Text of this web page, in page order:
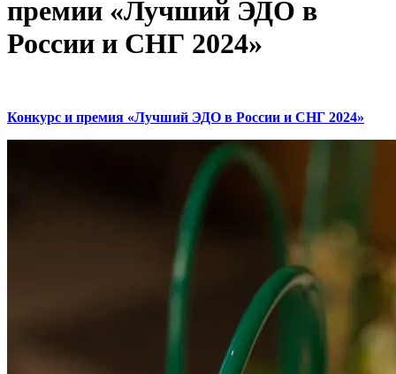
премии «Лучший ЭДО в
России и СНГ 2024»
Конкурс и премия «Лучший ЭДО в России и СНГ 2024»